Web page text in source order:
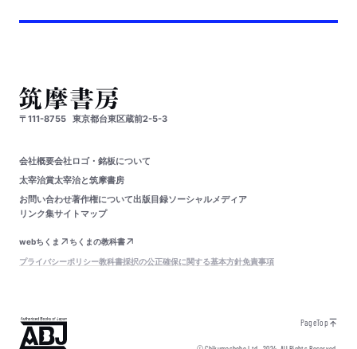
〒111-8755 東京都台東区蔵前2-5-3
会社概要会社ロゴ・銘板について
太宰治賞太宰治と筑摩書房
お問い合わせ著作権について出版目録ソーシャルメディア
リンク集サイトマップ
webちくま
ちくまの教科書
プライバシーポリシー教科書採択の公正確保に関する基本方針免責事項
PageTop